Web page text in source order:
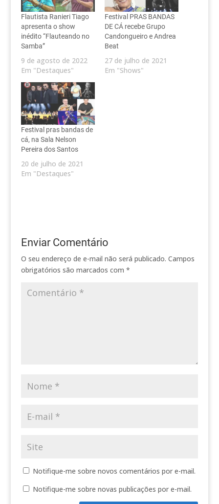
Flautista Ranieri Tiago
apresenta o show
inédito “Flauteando no
Samba”
9 de agosto de 2022
Em "Destaques"
Festival PRAS BANDAS
DE CÁ recebe Grupo
Candongueiro e Andrea
Beat
27 de julho de 2021
Em "Shows"
Festival pras bandas de
cá, na Sala Nelson
Pereira dos Santos
20 de julho de 2021
Em "Destaques"
Enviar Comentário
O seu endereço de e-mail não será publicado. Campos
obrigatórios são marcados com *
Notifique-me sobre novos comentários por e-mail.
Notifique-me sobre novas publicações por e-mail.